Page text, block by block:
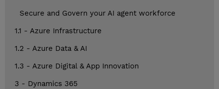
Secure and Govern your AI agent workforce
1.1 - Azure Infrastructure
1.2 - Azure Data & AI
1.3 - Azure Digital & App Innovation
3 - Dynamics 365